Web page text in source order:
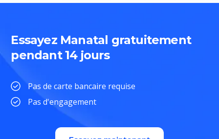
Essayez Manatal gratuitement
pendant 14 jours
Pas de carte bancaire requise
Pas d'engagement